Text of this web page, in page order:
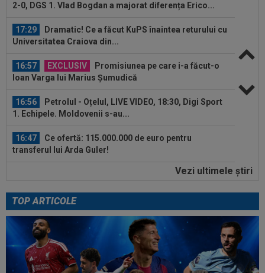
2-0, DGS 1. Vlad Bogdan a majorat diferența Erico...
17:29
Dramatic! Ce a făcut KuPS înaintea returului cu
Universitatea Craiova din...
16:57 EXCLUSIV
Promisiunea pe care i-a făcut-o
Ioan Varga lui Marius Șumudică
16:56
Petrolul - Oțelul, LIVE VIDEO, 18:30, Digi Sport
1. Echipele. Moldovenii s-au...
16:47
Ce ofertă: 115.000.000 de euro pentru
transferul lui Arda Guler!
Surpriză uriașă: Kylian Mbappe semnează!
17:40
Răsturnare de situație! Julian Alvarez se duce
la Madrid și cere oficial...
17:34 FOTO
Lovitură de teatru: așteptată în rochie
de mireasă lângă Ronaldo, Georgina a...
Vezi ultimele ştiri
TOP ARTICOLE